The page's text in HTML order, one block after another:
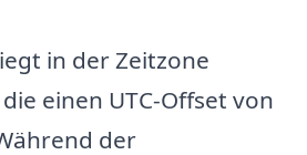
in der Zeitzone
einen UTC-Offset von
der